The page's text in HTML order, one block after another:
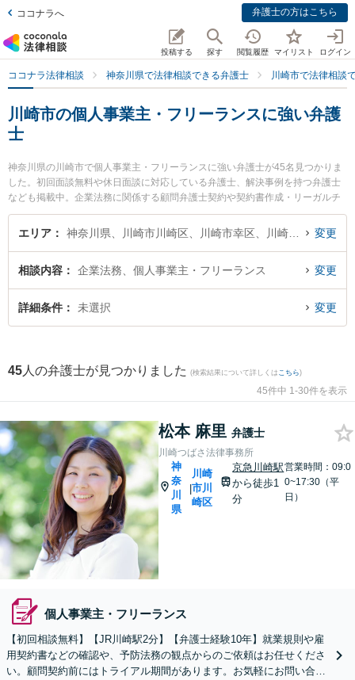
ココナラへ 弁護士の方はこちら
投稿する 探す 閲覧履歴 マイリスト ログイン
ココナラ法律相談 神奈川県で法律相談できる弁護士 川崎市で法律相談
川崎市の個人事業主・フリーランスに強い弁護
士
神奈川県の川崎市で個人事業主・フリーランスに強い弁護士が45名見つかりま
した。初回面談無料や休日面談に対応している弁護士、解決事例を持つ弁護士
なども掲載中。企業法務に関係する顧問弁護士契約や契約書作成・リーガルチ
ェック、雇用契約書・就業規則作成等の細かな分野での絞り込み検索もでき便
利です。特に川崎つばさ法律事務所の松本 麻里弁護士や弁護士法人オリオン 川
『川崎市で土日や夜間に発生した個人事業主・フリーランスのトラブルを今す
ぐに弁護士に相談したい』『個人事業主・フリーランスのトラブル解決の実績
豊富な近くの弁護士を検索したい』『初回相談無料で個人事業主・フリーラン
エリア 変更
相談内容 企業法務、個人事業主・フリーランス 変更
詳細条件 未選択 変更
45 人の弁護士が見つかりました (検索結果について詳しくは こちら)
45件中 1-30件を表示
松本 麻里 弁護士
川崎つばさ法律事務所
神
奈
川
県
|
川崎
市川
崎区
京急川崎駅
から徒歩1
分
営業時間：09:0
0~17:30（平
日）
個人事業主・フリーランス
【初回相談無料】【JR川崎駅2分】【弁護士経験10年】就業規則や雇
用契約書などの確認や、予防法務の観点からのご依頼はお任せくださ
い。顧問契約前にはトライアル期間があります。お気軽にお問い合わ